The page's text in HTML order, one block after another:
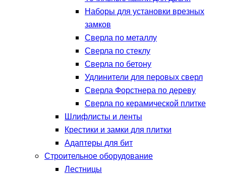
Наборы для установки врезных
замков
Сверла по металлу
Сверла по стеклу
Сверла по бетону
Удлинители для перовых сверл
Сверла Форстнера по дереву
Сверла по керамической плитке
Шлифлисты и ленты
Крестики и замки для плитки
Адаптеры для бит
Строительное оборудование
Лестницы